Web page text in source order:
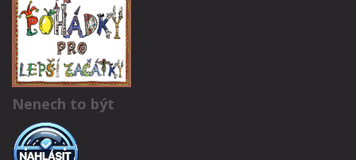
Nenech to být